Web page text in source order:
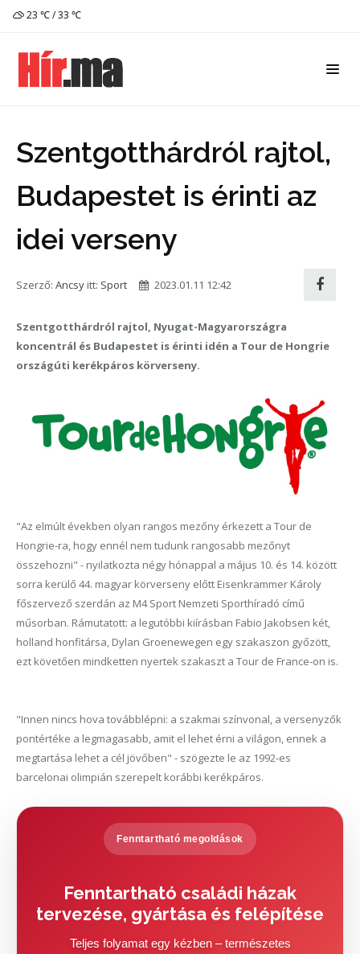
23 ℃ / 33 ℃
Szentgotthárdról rajtol,
Budapestet is érinti az
idei verseny
Szerző: Ancsy itt: Sport 2023.01.11 12:42
Szentgotthárdról rajtol, Nyugat-Magyarországra
koncentrál és Budapestet is érinti idén a Tour de Hongrie
országúti kerékpáros körverseny.
"Az elmúlt években olyan rangos mezőny érkezett a Tour de
Hongrie-ra, hogy ennél nem tudunk rangosabb mezőnyt
összehozni" - nyilatkozta négy hónappal a május 10. és 14. között
sorra kerülő 44. magyar körverseny előtt Eisenkrammer Károly
főszervező szerdán az M4 Sport Nemzeti Sporthíradó című
műsorban. Rámutatott: a legutóbbi kiírásban Fabio Jakobsen két,
holland honfitársa, Dylan Groenewegen egy szakaszon győzött,
ezt követően mindketten nyertek szakaszt a Tour de France-on is.
"Innen nincs hova továbblépni: a szakmai színvonal, a versenyzők
pontértéke a legmagasabb, amit el lehet érni a világon, ennek a
megtartása lehet a cél jövőben" - szögezte le az 1992-es
barcelonai olimpián szerepelt korábbi kerékpáros.
Fenntartható megoldások
Fenntartható családi házak
tervezése, gyártása és felépítése
Teljes folyamat egy kézben – természetes